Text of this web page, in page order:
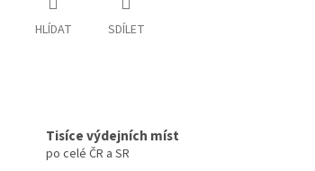
HLÍDAT SDÍLET
Tisíce výdejních míst
po celé ČR a SR